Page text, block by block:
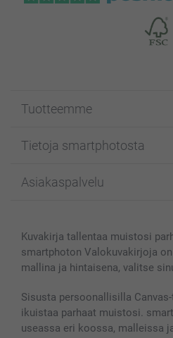
Tuotteemme
Kuvakortit
Kuvakirjat
Kännykkä & Tabletti
MyNameBook
Valokuvakehykset &
Lahjakortti
Kaikki kuvatuotteet
Tietoja smartphotosta
Affiliate ohjelma
Sivukartta
Ehdot/takuut
Asiakaspalvelu
smartbonus
Hinnat & maksutavat
Kuvakirja tallentaa muistosi
smartphoton Valokuvakirjoja
mallina ja hintaisena, valitse
Sisusta persoonallisilla
ikuistaa parhaat muistosi.
useassa eri koossa, malleissa